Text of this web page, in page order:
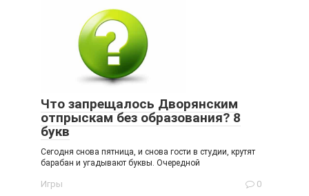
Что запрещалось Дворянским
отпрыскам без образования? 8
букв
Сегодня снова пятница, и снова гости в студии, крутят
барабан и угадывают буквы. Очередной
Игры 0